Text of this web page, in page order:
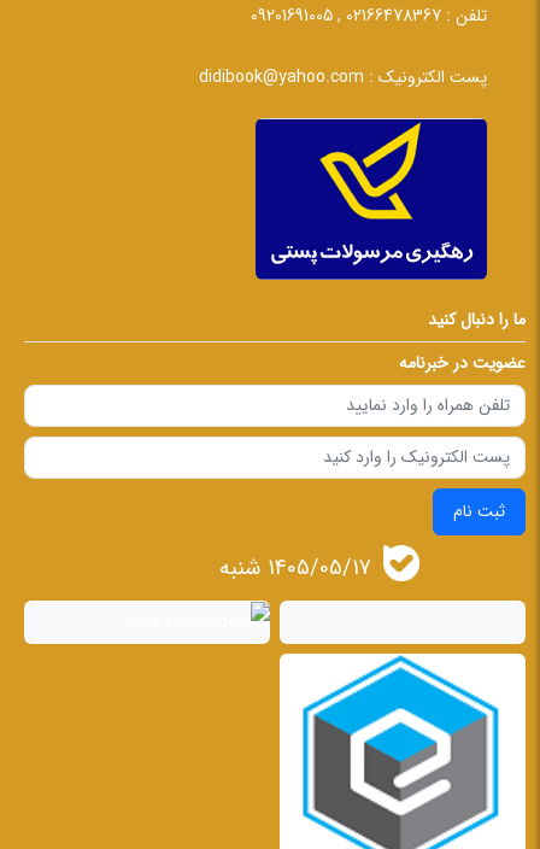
تلفن : 02166478367 , 09201691005
پست الکترونیک : didibook@yahoo.com
ما را دنبال کنید
عضویت در خبرنامه
ثبت نام
1405/05/17 شنبه